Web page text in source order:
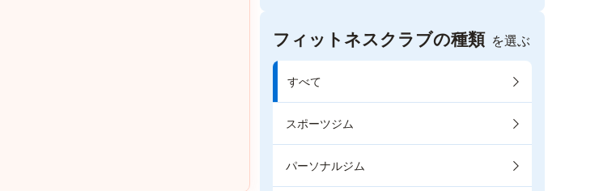
フィットネスクラブの種類 を選ぶ
すべて
スポーツジム
パーソナルジム